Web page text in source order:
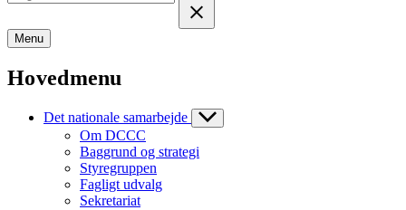
Menu
Hovedmenu
Det nationale samarbejde
Om DCCC
Baggrund og strategi
Styregruppen
Fagligt udvalg
Sekretariat